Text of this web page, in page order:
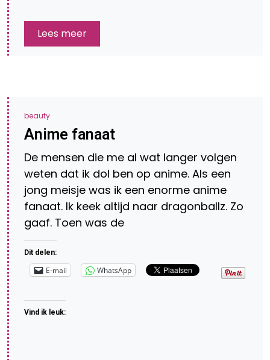
Lees meer
beauty
Anime fanaat
De mensen die me al wat langer volgen
weten dat ik dol ben op anime. Als een
jong meisje was ik een enorme anime
fanaat. Ik keek altijd naar dragonballz. Zo
gaaf. Toen was de
Dit delen:
E-mail WhatsApp
Vind ik leuk: